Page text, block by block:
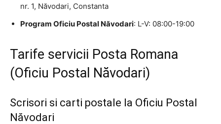
nr. 1, Năvodari, Constanta
Program Oficiu Postal Năvodari: L-V: 08:00-19:00
Tarife servicii Posta Romana
(Oficiu Postal Năvodari)
Scrisori si carti postale la Oficiu Postal
Năvodari